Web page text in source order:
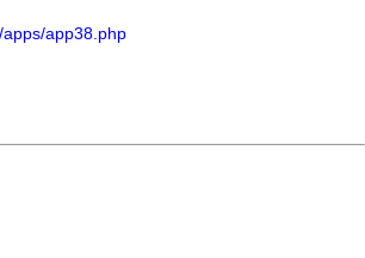
app38.php